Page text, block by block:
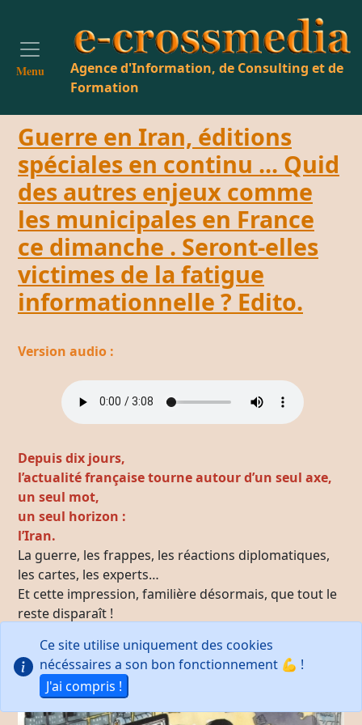
Menu
Agence d'Information, de Consulting et de
Formation
Guerre en Iran, éditions
spéciales en continu ... Quid
des autres enjeux comme
les municipales en France
ce dimanche . Seront-elles
victimes de la fatigue
informationnelle ? Edito.
Version audio :
Depuis dix jours,
l’actualité française tourne autour d’un seul axe,
un seul mot,
un seul horizon :
l’Iran.
La guerre, les frappes, les réactions diplomatiques,
les cartes, les experts…
Et cette impression, familière désormais, que tout le
reste disparaît !
Ce site utilise uniquement des cookies
nécéssaires a son bon fonctionnement 💪 !
J'ai compris !